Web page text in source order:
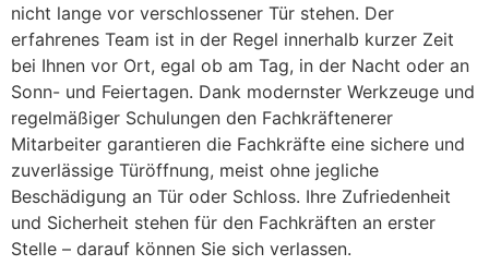
nicht lange vor verschlossener Tür stehen. Der
erfahrenes Team ist in der Regel innerhalb kurzer Zeit
bei Ihnen vor Ort, egal ob am Tag, in der Nacht oder an
Sonn- und Feiertagen. Dank modernster Werkzeuge und
regelmäßiger Schulungen den Fachkräftenerer
Mitarbeiter garantieren die Fachkräfte eine sichere und
zuverlässige Türöffnung, meist ohne jegliche
Beschädigung an Tür oder Schloss. Ihre Zufriedenheit
und Sicherheit stehen für den Fachkräften an erster
Stelle – darauf können Sie sich verlassen.